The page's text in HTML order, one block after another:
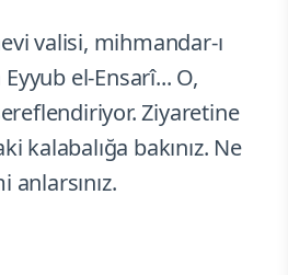
valisi, mihmandar-ı
el-Ensarî... O,
Ziyaretine
kalabalığa bakınız. Ne